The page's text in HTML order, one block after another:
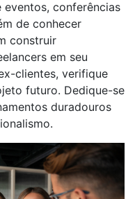
conferências
de conhecer
construir
em seu
clientes, verifique
futuro. Dedique-se
duradouros